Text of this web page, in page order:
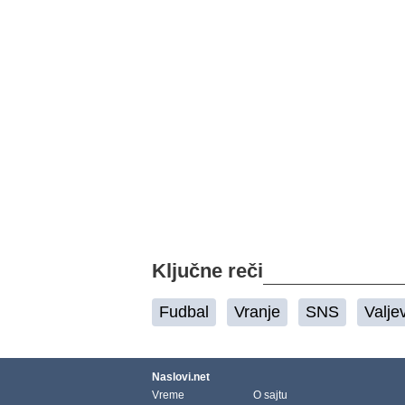
Ključne reči
Fudbal Vranje SNS
Naslovi.net
Vreme
O sajtu